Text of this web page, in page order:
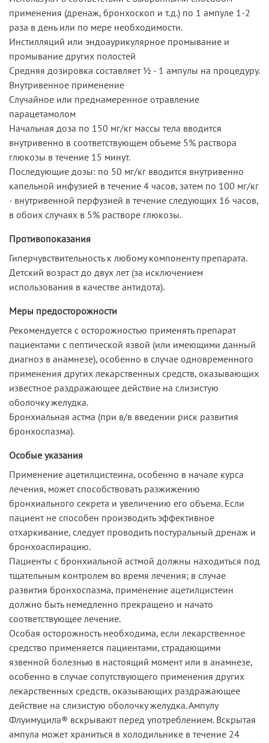
применения (дренаж, бронхоскоп и т.д.) по 1 ампуле 1-2
раза в день или по мере необходимости.
Инстилляций или эндоаурикулярное промывание и
промывание других полостей
Средняя дозировка составляет ½ - 1 ампулы на процедуру.
Внутривенное применение
Случайное или преднамеренное отравление
парацетамолом
Начальная доза по 150 мг/кг массы тела вводится
внутривенно в соответствующем объеме 5% раствора
глюкозы в течение 15 минут.
Последующие дозы: по 50 мг/кг вводится внутривенно
капельной инфузией в течение 4 часов, затем по 100 мг/кг
- внутривенной перфузией в течение следующих 16 часов,
в обоих случаях в 5% растворе глюкозы.
Противопоказания
Гиперчувствительность к любому компоненту препарата.
Детский возраст до двух лет (за исключением
использования в качестве антидота).
Меры предосторожности
Рекомендуется с осторожностью применять препарат
пациентами с пептической язвой (или имеющими данный
диагноз в анамнезе), особенно в случае одновременного
применения других лекарственных средств, оказывающих
известное раздражающее действие на слизистую
оболочку желудка.
Бронхиальная астма (при в/в введении риск развития
бронхоспазма).
Особые указания
Применение ацетилцистеина, особенно в начале курса
лечения, может способствовать разжижению
бронхиального секрета и увеличению его объема. Если
пациент не способен производить эффективное
отхаркивание, следует проводить постуральный дренаж и
бронхоаспирацию.
Пациенты с бронхиальной астмой должны находиться под
тщательным контролем во время лечения; в случае
развития бронхоспазма, применение ацетилцистеин
должно быть немедленно прекращено и начато
соответствующее лечение.
Особая осторожность необходима, если лекарственное
средство применяется пациентами, страдающими
язвенной болезнью в настоящий момент или в анамнезе,
особенно в случае сопутствующего применения других
лекарственных средств, оказывающих раздражающее
действие на слизистую оболочку желудка. Ампулу
Флуимуцила® вскрывают перед употреблением. Вскрытая
ампула может храниться в холодильнике в течение 24